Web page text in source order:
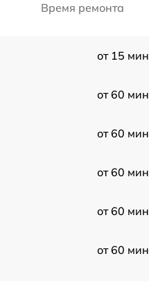
Время ремонта
от 15 мин
от 60 мин
от 60 мин
от 60 мин
от 60 мин
от 60 мин